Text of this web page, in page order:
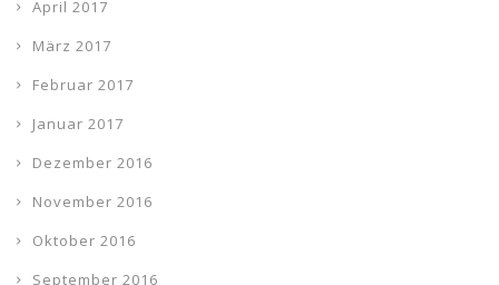
April 2017
März 2017
Februar 2017
Januar 2017
Dezember 2016
November 2016
Oktober 2016
September 2016